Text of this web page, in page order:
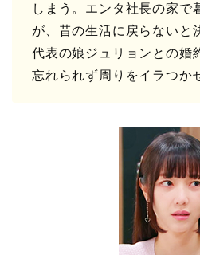
しまう。エンタ社長の家で
が、昔の生活に戻らないと
代表の娘ジュリョンとの婚
忘れられず周りをイラつか